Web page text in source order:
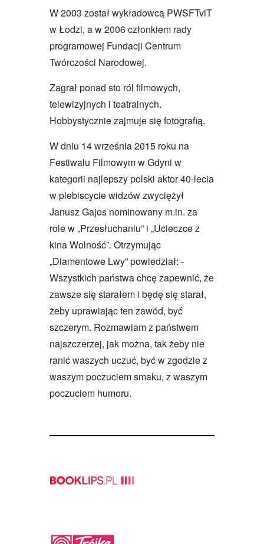
W 2003 został wykładowcą PWSFTviT
w Łodzi, a w 2006 członkiem rady
programowej Fundacji Centrum
Twórczości Narodowej.
Zagrał ponad sto ról filmowych,
telewizyjnych i teatralnych.
Hobbystycznie zajmuje się fotografią.
W dniu 14 września 2015 roku na
Festiwalu Filmowym w Gdyni w
kategorii najlepszy polski aktor 40-lecia
w plebiscycie widzów zwyciężył
Janusz Gajos nominowany m.in. za
role w „Przesłuchaniu” i „Ucieczce z
kina Wolność”. Otrzymując
„Diamentowe Lwy” powiedział: -
Wszystkich państwa chcę zapewnić, że
zawsze się starałem i będę się starał,
żeby uprawiając ten zawód, być
szczerym. Rozmawiam z państwem
najszczerzej, jak można, tak żeby nie
ranić waszych uczuć, być w zgodzie z
waszym poczuciem smaku, z waszym
poczuciem humoru.